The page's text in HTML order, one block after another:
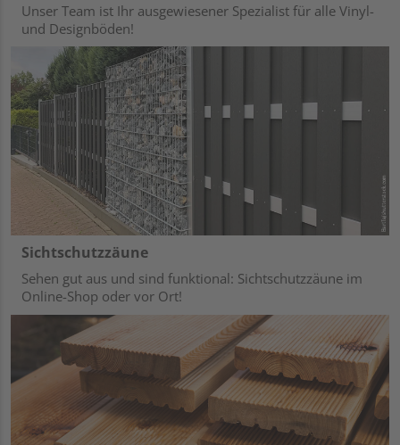
Unser Team ist Ihr ausgewiesener Spezialist für alle Vinyl-
und Designböden!
Sichtschutzzäune
Sehen gut aus und sind funktional: Sichtschutzzäune im
Online-Shop oder vor Ort!